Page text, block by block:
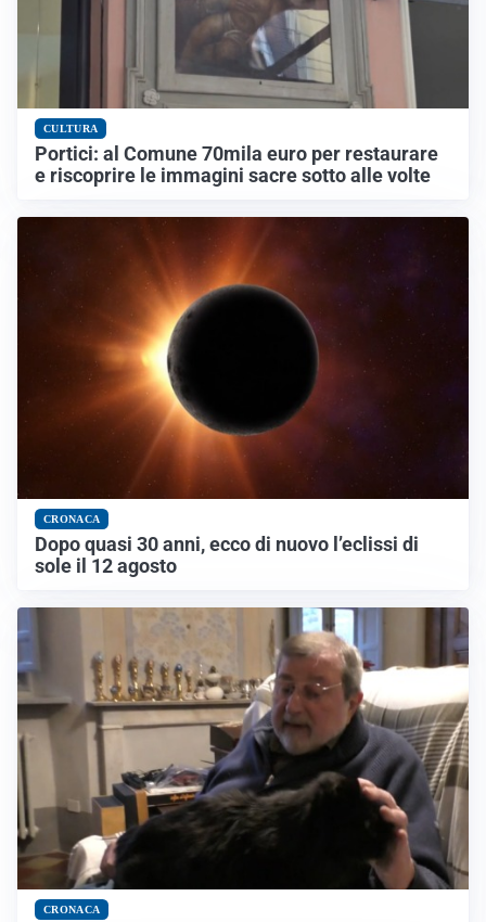
CULTURA
Portici: al Comune 70mila euro per restaurare
e riscoprire le immagini sacre sotto alle volte
CRONACA
Dopo quasi 30 anni, ecco di nuovo l’eclissi di
sole il 12 agosto
CRONACA